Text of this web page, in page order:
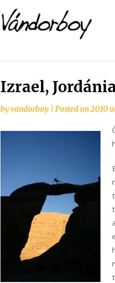
Izrael,
byvandorboy Posted on2010